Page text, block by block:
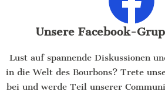
Unsere Facebook-
Lust auf spannende Diskussionen
in die Welt des Bourbons? Trete
bei und werde Teil unserer